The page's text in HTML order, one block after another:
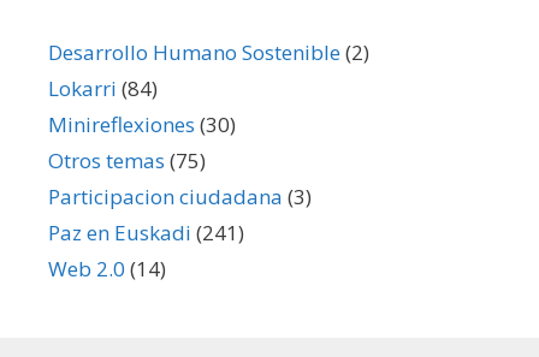
Desarrollo Humano Sostenible(2)
Lokarri (84)
Minireflexiones (30)
Otros temas (75)
Participacion ciudadana (3)
Paz en Euskadi (241)
Web 2.0 (14)